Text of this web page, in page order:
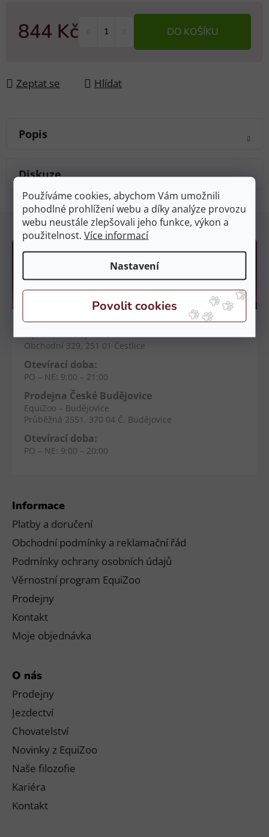
Používáme cookies, abychom Vám umožnili
pohodlné prohlížení webu a díky analýze provozu
webu neustále zlepšovali jeho funkce, výkon a
použitelnost.Více informací
Nastavení
844 Kč DO KOŠÍKU
Zeptat se Hlídat
Popis
Diskuze
Informace
Platby a doručení
Obchodní podmínky a reklamační řád
Podmínky ochrany osobních údajů
Věrnostní program EquiZoo
Prodejny
Kontakt
Moje objednávka
O nás
Prodejny
Jezdectví
Chovatelství
Novinky z EquiZoo
Naše filozofie
Kariéra
Kontakt
Kamenné prodejny
Prodejna Čestlice
Obchodní 329, 251 01 Čestlice
Otevírací doba:
PO – NE: 9:00 – 21:00
Prodejna České Budějovice
EquiZoo – Budějovice
Průběžná 2551, 370 04 Č. Budějovice
Otevírací doba:
PO – NE: 9:00 – 20:00